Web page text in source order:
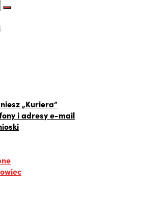
„Kuriera”
i adresy e-mail